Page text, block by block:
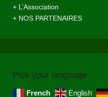
+ L’Association
+ NOS PARTENAIRES
Pick your language
French English